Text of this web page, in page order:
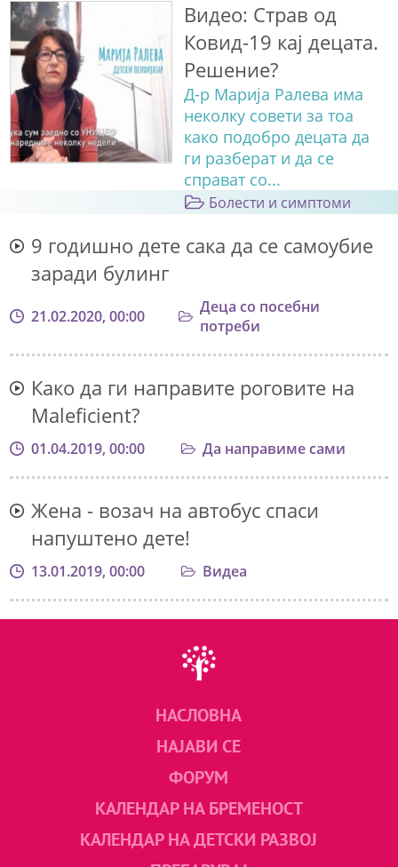
Видео: Страв од
Ковид-19 кај децата.
Решение?
Д-р Марија Ралева има
неколку совети за тоа
како подобро децата да
ги разберат и да се
справат со...
Болести и симптоми
9 годишно дете сака да се самоубие
заради булинг
21.02.2020, 00:00
Деца со посебни
потреби
Како да ги направите роговите на
Maleficient?
01.04.2019, 00:00 Да направиме сами
Жена - возач на автобус спаси
напуштено дете!
13.01.2019, 00:00 Видеа
НАСЛОВНА
НАЈАВИ СЕ
ФОРУМ
КАЛЕНДАР НА БРЕМЕНОСТ
КАЛЕНДАР НА ДЕТСКИ РАЗВОЈ